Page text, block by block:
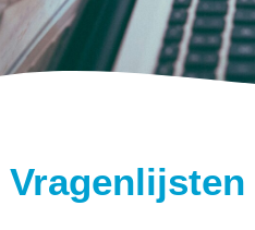
Vragenlijsten